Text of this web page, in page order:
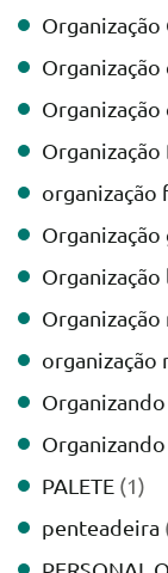
Organização
organização
Organização
organização
PALETE (1)
penteadeira